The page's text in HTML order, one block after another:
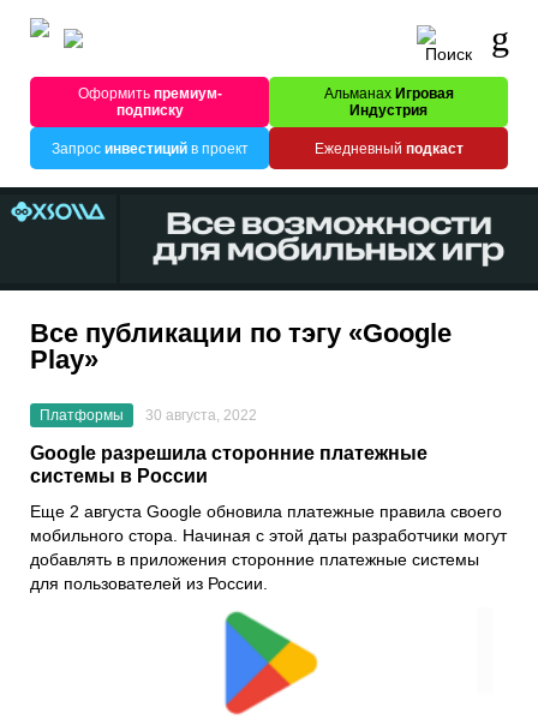
Оформитьпремиум-
подписку
Альманах Игровая
Индустрия
Запрос инвестицийв проект Ежедневный подкаст
Все публикации по тэгу «Google
Play»
Платформы 30 августа, 2022
Google разрешила сторонние платежные
системы в России
Еще 2 августа Google обновила платежные правила своего
мобильного стора. Начиная с этой даты разработчики могут
добавлять в приложения сторонние платежные системы
для пользователей из России.